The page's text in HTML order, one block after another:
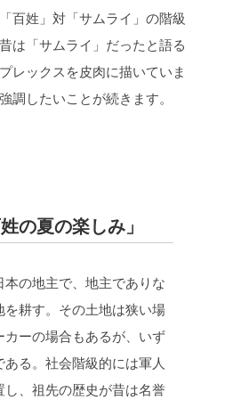
百姓」対「サムライ」の階級
は「サムライ」だったと語る
レックスを皮肉に描いていま
調したいことが続きます。
の夏の楽しみ」
の地主で、地主でありな
を耕す。その土地は狭い場
カーの場合もあるが、いず
ある。社会階級的には軍人
し、祖先の歴史が昔は名誉